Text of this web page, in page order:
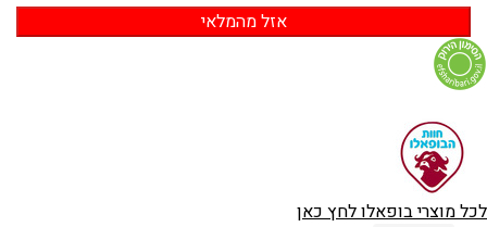
לכל מוצרי בופאלו לחץ כאן